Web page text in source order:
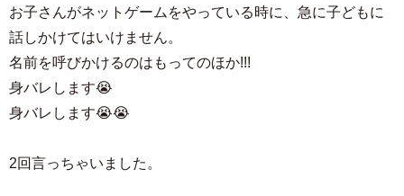
お子さんがネットゲームをやっている時に、急に子どもに
話しかけてはいけません。
名前を呼びかけるのはもってのほか!!!
身バレします😭
身バレします😭😭
2回言っちゃいました。